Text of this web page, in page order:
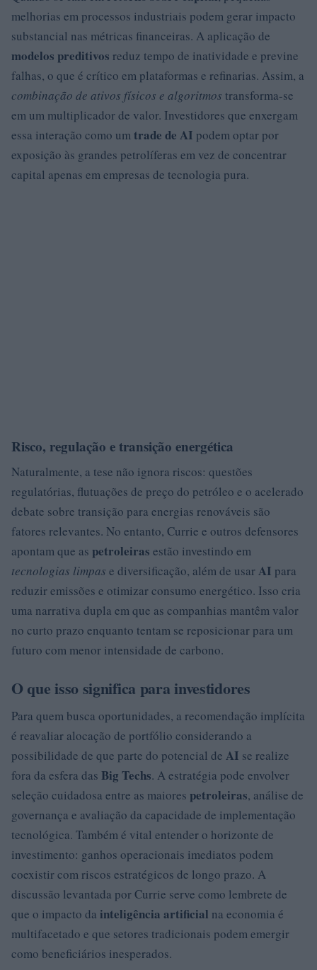
melhorias em processos industriais podem gerar impacto
substancial nas métricas financeiras. A aplicação de
modelos preditivos reduz tempo de inatividade e previne
falhas, o que é crítico em plataformas e refinarias. Assim, a
combinação de ativos físicos e algoritmos transforma-se
em um multiplicador de valor. Investidores que enxergam
essa interação como umtrade de AI podem optar por
exposição às grandes petrolíferas em vez de concentrar
capital apenas em empresas de tecnologia pura.
Risco, regulação e transição energética
Naturalmente, a tese não ignora riscos: questões
regulatórias, flutuações de preço do petróleo e o acelerado
debate sobre transição para energias renováveis são
fatores relevantes. No entanto, Currie e outros defensores
apontam que as petroleiras estão investindo em
tecnologias limpas e diversificação, além de usarAI para
reduzir emissões e otimizar consumo energético. Isso cria
uma narrativa dupla em que as companhias mantêm valor
no curto prazo enquanto tentam se reposicionar para um
futuro com menor intensidade de carbono.
O que isso significa para investidores
Para quem busca oportunidades, a recomendação implícita
é reavaliar alocação de portfólio considerando a
possibilidade de que parte do potencial de AI se realize
fora da esfera das Big Techs. A estratégia pode envolver
seleção cuidadosa entre as maiores petroleiras, análise de
governança e avaliação da capacidade de implementação
tecnológica. Também é vital entender o horizonte de
investimento: ganhos operacionais imediatos podem
coexistir com riscos estratégicos de longo prazo. A
discussão levantada por Currie serve como lembrete de
que o impacto da inteligência artificial na economia é
multifacetado e que setores tradicionais podem emergir
como beneficiários inesperados.